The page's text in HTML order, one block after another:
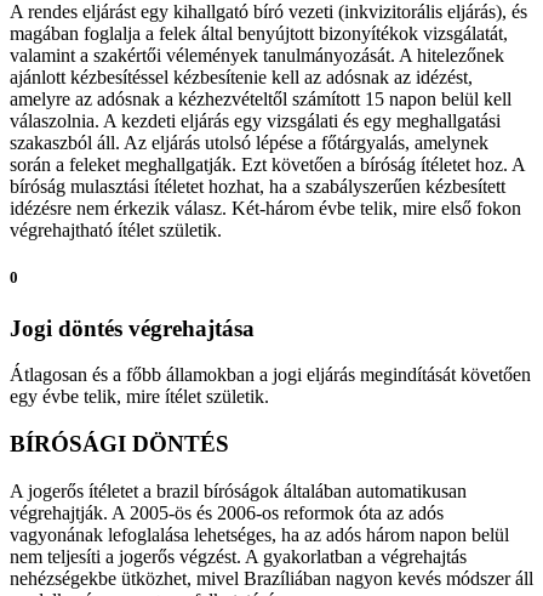
A rendes eljárást egy kihallgató bíró vezeti (inkvizitorális eljárás), és
magában foglalja a felek által benyújtott bizonyítékok vizsgálatát,
valamint a szakértői vélemények tanulmányozását. A hitelezőnek
ajánlott kézbesítéssel kézbesítenie kell az adósnak az idézést,
amelyre az adósnak a kézhezvételtől számított 15 napon belül kell
válaszolnia. A kezdeti eljárás egy vizsgálati és egy meghallgatási
szakaszból áll. Az eljárás utolsó lépése a főtárgyalás, amelynek
során a feleket meghallgatják. Ezt követően a bíróság ítéletet hoz. A
bíróság mulasztási ítéletet hozhat, ha a szabályszerűen kézbesített
idézésre nem érkezik válasz. Két-három évbe telik, mire első fokon
végrehajtható ítélet születik.
0
Jogi döntés végrehajtása
Átlagosan és a főbb államokban a jogi eljárás megindítását követően
egy évbe telik, mire ítélet születik.
BÍRÓSÁGI DÖNTÉS
A jogerős ítéletet a brazil bíróságok általában automatikusan
végrehajtják. A 2005-ös és 2006-os reformok óta az adós
vagyonának lefoglalása lehetséges, ha az adós három napon belül
nem teljesíti a jogerős végzést. A gyakorlatban a végrehajtás
nehézségekbe ütközhet, mivel Brazíliában nagyon kevés módszer áll